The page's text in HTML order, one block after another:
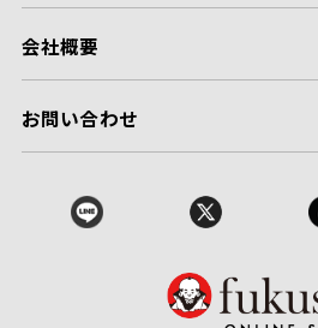
会社概要
お問い合わせ